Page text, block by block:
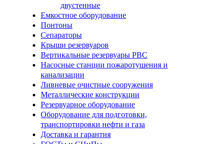
двустенные
Емкостное оборудование
Понтоны
Сепараторы
Крыши резервуаров
Вертикальные резервуары РВС
Насосные станции пожаротушения и
канализации
Ливневые очистные сооружения
Металлические конструкции
Резервуарное оборудование
Оборудование для подготовки,
транспортировки нефти и газа
Доставка и гарантия